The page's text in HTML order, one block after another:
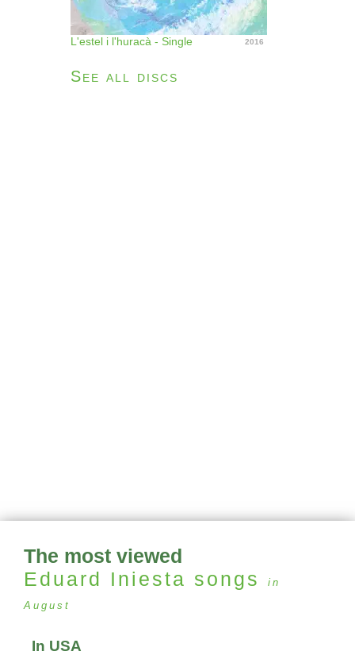
L'estel i l'huracà - Single 2016
See all discs
The most viewed
Eduard Iniesta songs
in
August
In USA